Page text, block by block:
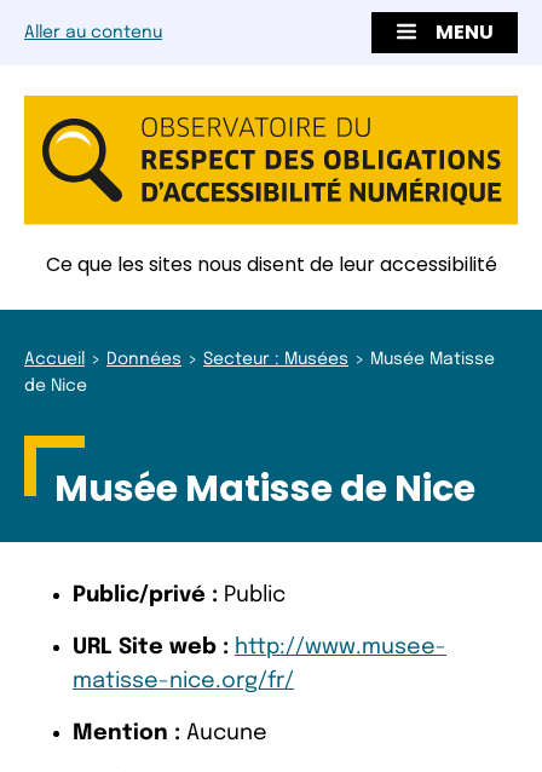
Aller au contenu MENU
Ce que les sites nous disent de leur accessibilité
Accueil Données Secteur : Musées
Musée Matisse
de Nice
Musée Matisse de Nice
Public/privé : Public
URL Site web : http://www.musee-
matisse-nice.org/fr/
Mention : Aucune